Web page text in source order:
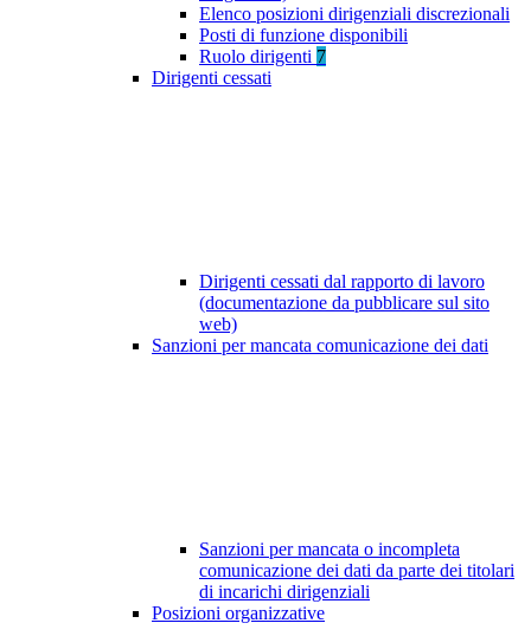
Elenco posizioni dirigenziali discrezionali
Posti di funzione disponibili
Ruolo dirigenti 7
Dirigenti cessati
Dirigenti cessati dal rapporto di lavoro
(documentazione da pubblicare sul sito
web)
Sanzioni per mancata comunicazione dei dati
Sanzioni per mancata o incompleta
comunicazione dei dati da parte dei titolari
di incarichi dirigenziali
Posizioni organizzative